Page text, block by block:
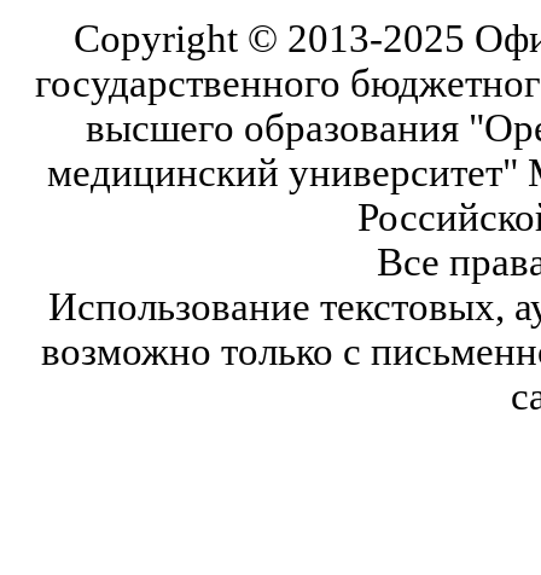
Copyright © 2013-2025
государственного
высшего образования
медицинский университет"
Все
Использование текстовых,
возможно только с